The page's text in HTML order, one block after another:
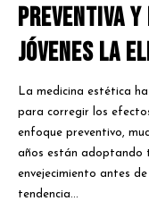
preventiva y
jóvenes la
La medicina estética
para corregir los
enfoque preventivo,
años están adoptando
envejecimiento antes
tendencia...